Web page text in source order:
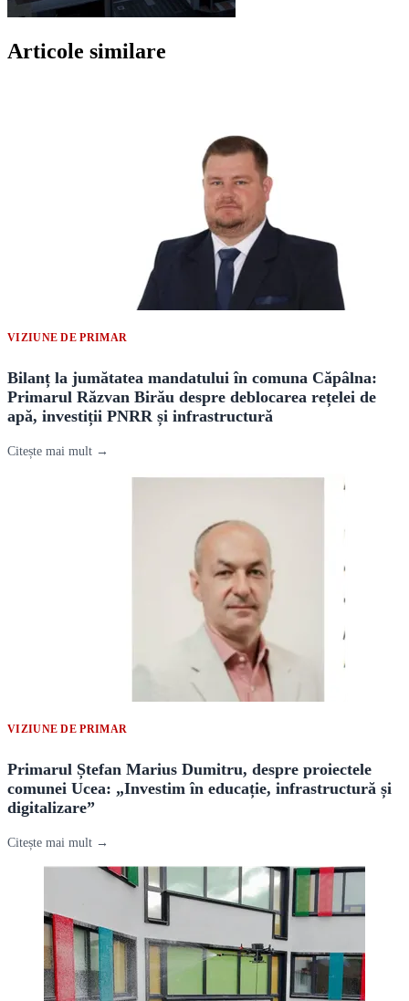
Articole similare
VIZIUNE DE PRIMAR
Bilanț la jumătatea mandatului în comuna Căpâlna:
Primarul Răzvan Birău despre deblocarea rețelei de
apă, investiții PNRR și infrastructură
Citește mai mult →
VIZIUNE DE PRIMAR
Primarul Ștefan Marius Dumitru, despre proiectele
comunei Ucea: „Investim în educație, infrastructură și
digitalizare”
Citește mai mult →